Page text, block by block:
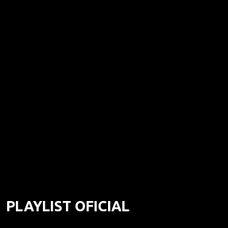
PLAYLIST OFICIAL